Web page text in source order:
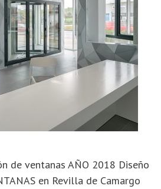
de ventanas AÑO 2018 Diseño
en Revilla de Camargo